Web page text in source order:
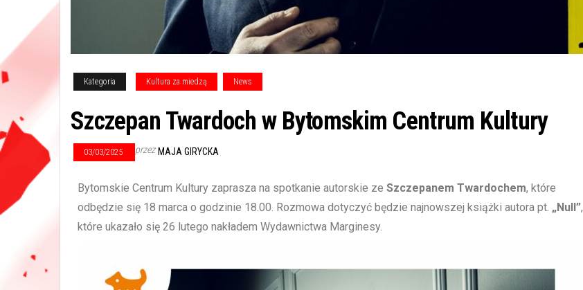
Kategoria Kultura za miedzą News
Szczepan Twardoch w Bytomskim Centrum Kultury
03/03/2025 przez MAJA GIRYCKA
Bytomskie Centrum Kultury zaprasza na spotkanie autorskie ze Szczepanem Twardochem, które
odbędzie się 18 marca o godzinie 18.00. Rozmowa dotyczyć będzie najnowszej książki autora pt. „Null”,
które ukazało się 26 lutego nakładem Wydawnictwa Marginesy.